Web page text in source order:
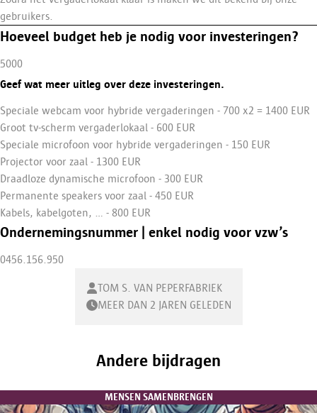
gebruikers.
Hoeveel budget heb je nodig voor investeringen?
5000
Geef wat meer uitleg over deze investeringen.
Speciale webcam voor hybride vergaderingen - 700 x2 = 1400 EUR
Groot tv-scherm vergaderlokaal - 600 EUR
Speciale microfoon voor hybride vergaderingen - 150 EUR
Projector voor zaal - 1300 EUR
Draadloze dynamische microfoon - 300 EUR
Permanente speakers voor zaal - 450 EUR
Kabels, kabelgoten, ... - 800 EUR
Ondernemingsnummer | enkel nodig voor vzw’s
0456.156.950
TOM S. VAN PEPERFABRIEK
MEER DAN 2 JAREN GELEDEN
Andere bijdragen
MENSEN SAMENBRENGEN